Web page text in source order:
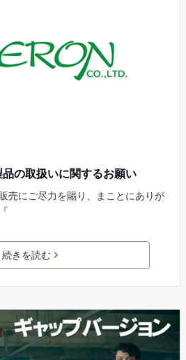
の取扱いに関するお願い
売にご尽力を賜り、まことにありが
続きを読む